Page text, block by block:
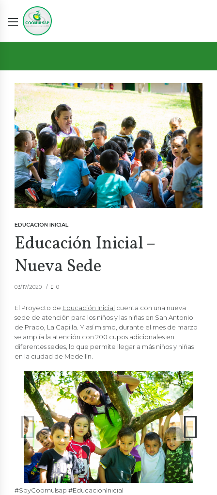
EDUCACION INICIAL
Educación Inicial –
Nueva Sede
03/17/2020 0
El Proyecto de Educación Inicial cuenta con una nueva
sede de atención para los niños y las niñas en San Antonio
de Prado, La Capilla. Y así mismo, durante el mes de marzo
se amplía la atención con 200 cupos adicionales en
diferentes sedes, lo que permite llegar a más niños y niñas
en la ciudad de Medellín.
#SoyCoomulsap #EducaciónInicial